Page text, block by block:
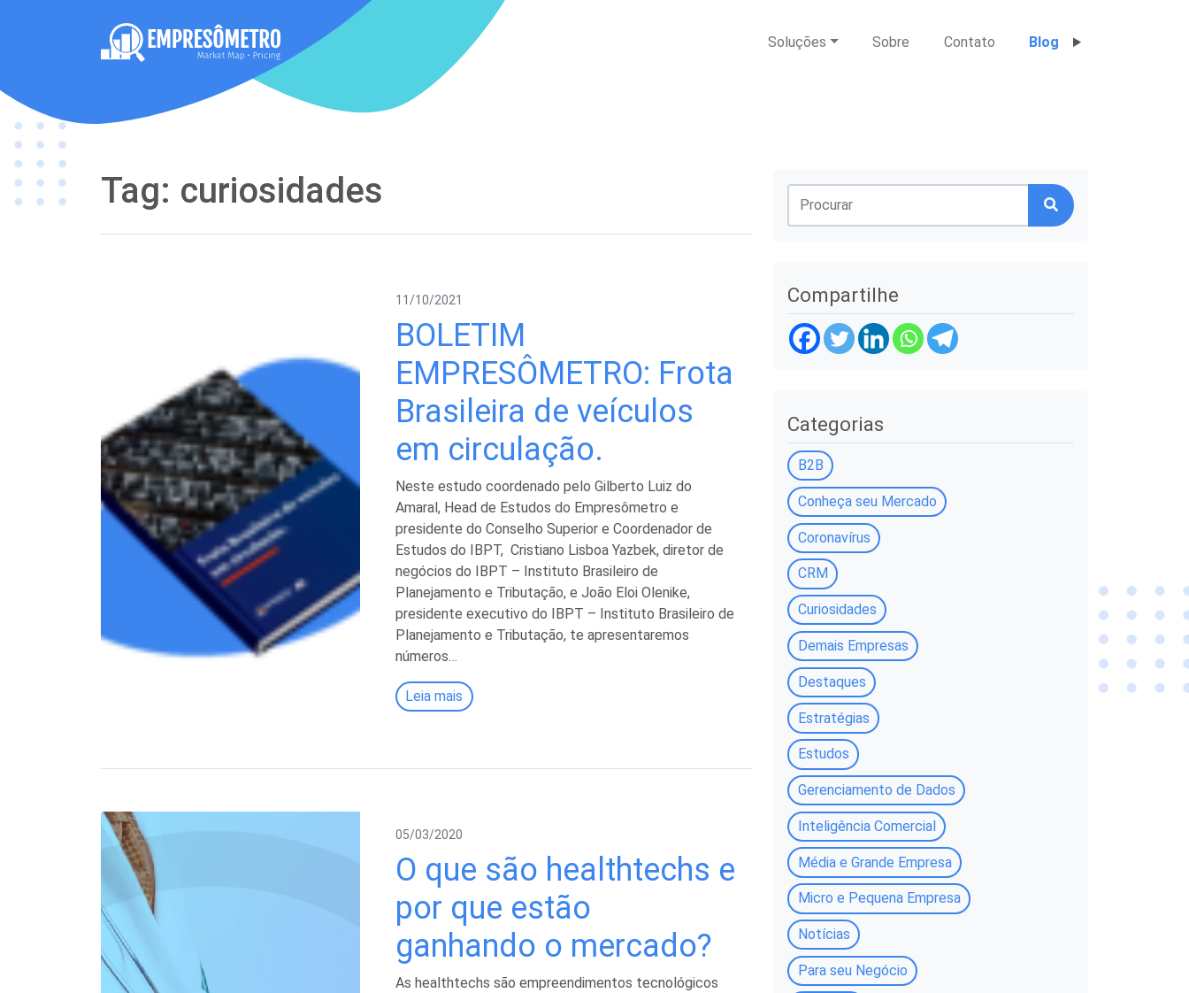
Soluções Sobre Contato Blog
Tag: curiosidades
11/10/2021
BOLETIM
EMPRESÔMETRO: Frota
Brasileira de veículos
em circulação.
Neste estudo coordenado pelo Gilberto Luiz do
Amaral, Head de Estudos do Empresômetro e
presidente do Conselho Superior e Coordenador de
Estudos do IBPT, Cristiano Lisboa Yazbek, diretor de
negócios do IBPT – Instituto Brasileiro de
Planejamento e Tributação, e João Eloi Olenike,
presidente executivo do IBPT – Instituto Brasileiro de
Planejamento e Tributação, te apresentaremos
números…
Leia mais
05/03/2020
O que são healthtechs e
por que estão
ganhando o mercado?
As healthtechs são empreendimentos tecnológicos
Compartilhe
Categorias
B2B
Conheça seu Mercado
Coronavírus
CRM
Curiosidades
Demais Empresas
Destaques
Estratégias
Estudos
Gerenciamento de Dados
Inteligência Comercial
Média e Grande Empresa
Micro e Pequena Empresa
Notícias
Para seu Negócio